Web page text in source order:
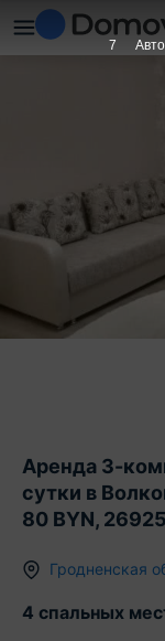
Аренда 3-
сутки в
80 BYN, 26925
Гродненская
4 спальных
6